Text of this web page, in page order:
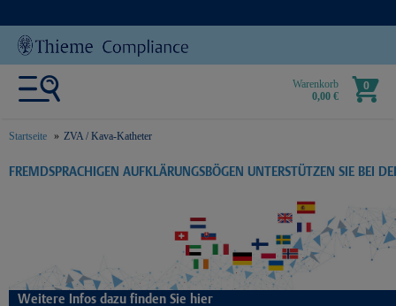
Warenkorb
0,00 €
0
Startseite ZVA / Kava-Katheter
text.skipToContent
text.skipToNavigation
FREMDSPRACHIGEN AUFKLÄRUNGSBÖGEN UNTERSTÜTZEN SIE BEI
Weitere Infos dazu finden Sie hier